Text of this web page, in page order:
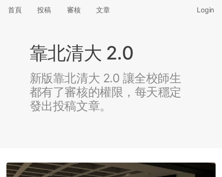
首頁 投稿 審核 文章 Login
靠北清大 2.0
新版靠北清大 2.0 讓全校師生
都有了審核的權限，每天穩定
發出投稿文章。